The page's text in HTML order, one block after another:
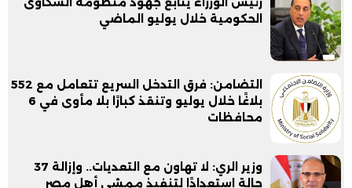
الحكومية خلال يوليو الماضي
التضامن: فرق التدخل السريع تتعامل مع 552
بلاغًا خلال يوليو وتنقذ كبارًا بلا مأوى في 6
محافظات
وزير الري: لا تهاون مع التعديات.. وإزالة 37
حالة استعدادًا لتنفيذ ممشى أهل مصر